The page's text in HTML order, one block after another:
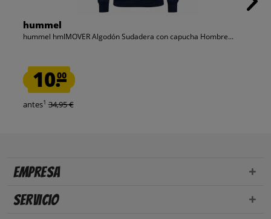
hummel
hummel hmlMOVER Algodón Sudadera con capucha Hombre...
10.00
antes1 34,95 €
Empresa
Servicio